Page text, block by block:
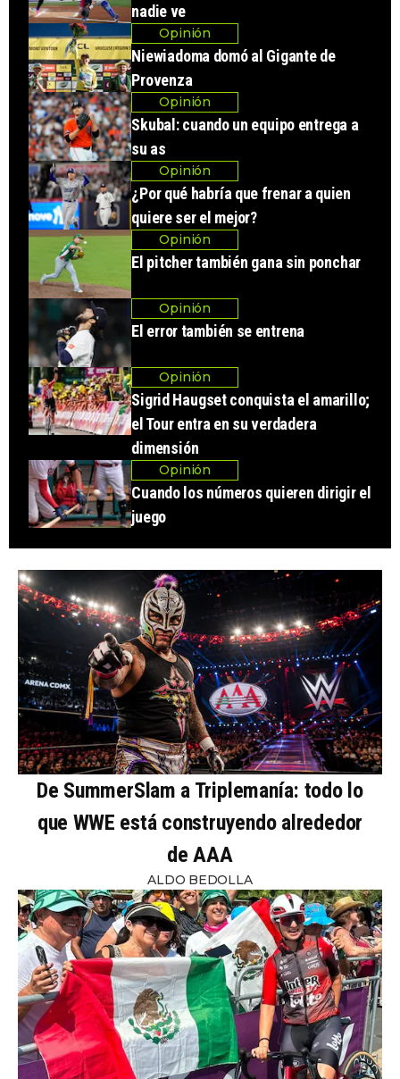
nadie ve
Opinión
Niewiadoma domó al Gigante de
Provenza
Opinión
Skubal: cuando un equipo entrega a
su as
Opinión
¿Por qué habría que frenar a quien
quiere ser el mejor?
Opinión
El pitcher también gana sin ponchar
Opinión
El error también se entrena
Opinión
Sigrid Haugset conquista el amarillo;
el Tour entra en su verdadera
dimensión
Opinión
Cuando los números quieren dirigir el
juego
De SummerSlam a Triplemanía: todo lo
que WWE está construyendo alrededor
de AAA
ALDO BEDOLLA